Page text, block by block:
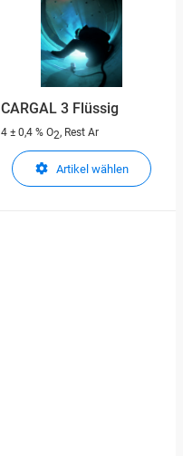
CARGAL 3 Flüssig
4 ± 0,4 % O2, Rest Ar
Artikel wählen